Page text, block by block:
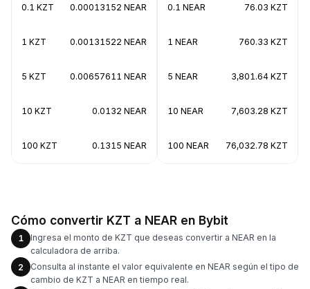
0.1 KZT 0.00013152 NEAR
1 KZT 0.00131522 NEAR
5 KZT 0.00657611 NEAR
10 KZT 0.0132 NEAR
100 KZT 0.1315 NEAR
0.1 NEAR 76.03 KZT
1 NEAR 760.33 KZT
5 NEAR 3,801.64 KZT
10 NEAR 7,603.28 KZT
100 NEAR 76,032.78 KZT
Cómo convertir KZT a NEAR en Bybit
1
Ingresa el monto de KZT que deseas convertir a NEAR en la
calculadora de arriba.
2
Consulta al instante el valor equivalente en NEAR según el tipo de
cambio de KZT a NEAR en tiempo real.